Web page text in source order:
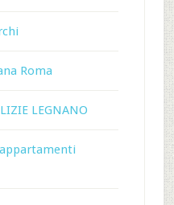
Roma
LEGNANO